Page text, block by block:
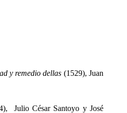
y remedio dellas (1529), Juan
Julio César Santoyo y José